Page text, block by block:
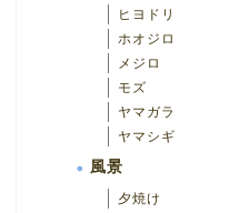
ヒヨドリ
ホオジロ
メジロ
モズ
ヤマガラ
ヤマシギ
風景
夕焼け